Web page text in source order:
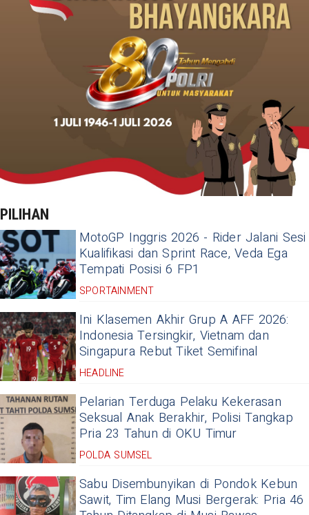
PILIHAN
MotoGP Inggris 2026 - Rider Jalani Sesi
Kualifikasi dan Sprint Race, Veda Ega
Tempati Posisi 6 FP1
SPORTAINMENT
Ini Klasemen Akhir Grup A AFF 2026:
Indonesia Tersingkir, Vietnam dan
Singapura Rebut Tiket Semifinal
HEADLINE
Pelarian Terduga Pelaku Kekerasan
Seksual Anak Berakhir, Polisi Tangkap
Pria 23 Tahun di OKU Timur
POLDA SUMSEL
Sabu Disembunyikan di Pondok Kebun
Sawit, Tim Elang Musi Bergerak: Pria 46